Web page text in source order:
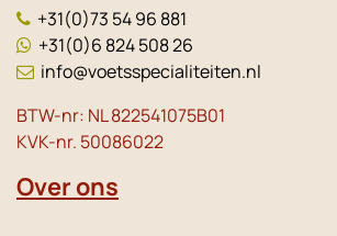
+31(0)73 54 96 881
+31(0)6 824 508 26
info@voetsspecialiteiten.nl
BTW-nr: NL 822541075B01
KVK-nr. 50086022
Over ons